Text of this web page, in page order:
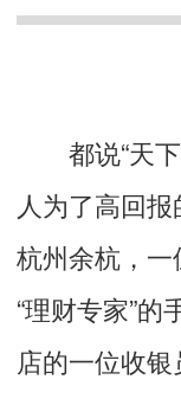
都说“天下
人为了高回
杭州余杭，
“理财专家”
店的一位收